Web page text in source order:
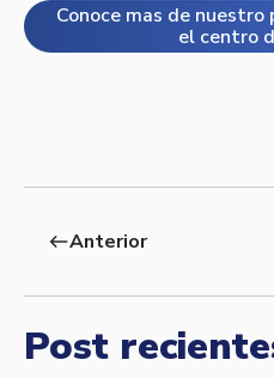
Conoce mas de
el centro
westAnterior
Post